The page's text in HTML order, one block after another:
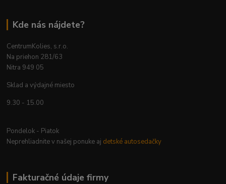
Kde nás nájdete?
CentrumKolies, s.r.o.
Na priehon 281/63
Nitra 949 05
Sklad a výdajné miesto
9.30 - 15.00
Pondelok - Piatok
Neprehliadnite v našej ponuke aj detské autosedačky
Fakturačné údaje firmy